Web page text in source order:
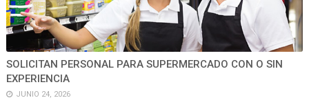
SOLICITAN PERSONAL PARA SUPERMERCADO CON O SIN
EXPERIENCIA
JUNIO 24, 2026